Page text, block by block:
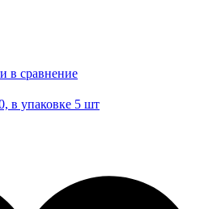
в сравнение
в упаковке 5 шт